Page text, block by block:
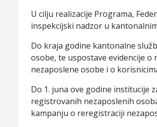
U cilju realizacije Programa,
inspekcijski nadzor u
Do kraja godine kantonalne
osobe, te uspostave evidencije o
nezaposlene osobe i o
Do 1. juna ove godine institucije
registrovanih nezaposlenih
kampanju o reregistraciji